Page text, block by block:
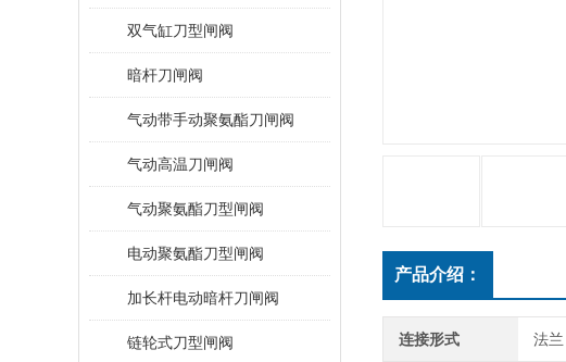
双气缸刀型闸阀
暗杆刀闸阀
气动带手动聚氨酯刀闸阀
气动高温刀闸阀
气动聚氨酯刀型闸阀
电动聚氨酯刀型闸阀
加长杆电动暗杆刀闸阀
链轮式刀型闸阀
产品介绍：
连接形式 法兰